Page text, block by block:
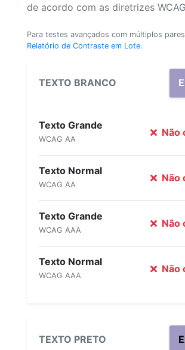
de acordo com as diretrizes
Para testes avançados com múltiplos
Relatório de Contraste em Lote.
TEXTO BRANCO
Texto Grande
WCAG AA
Não
Texto Normal
WCAG AA
Não
Texto Grande
WCAG AAA
Não
Texto Normal
WCAG AAA
Não
TEXTO PRETO